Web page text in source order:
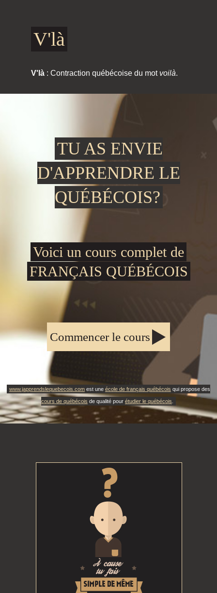
V'là
V'là : Contraction québécoise du mot voilà.
TU AS ENVIE
D'APPRENDRE LE
QUÉBÉCOIS?
Voici un cours complet de
FRANÇAIS QUÉBÉCOIS
Commencer le cours
www.japprendslequebecois.com est une école de français québécois qui propose des
cours de québécois de qualité pour étudier le québécois